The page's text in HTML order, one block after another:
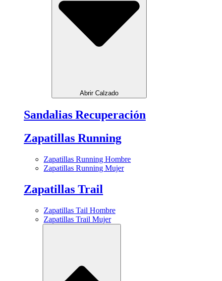
Abrir Calzado
Sandalias Recuperación
Zapatillas Running
Zapatillas Running Hombre
Zapatillas Running Mujer
Zapatillas Trail
Zapatillas Tail Hombre
Zapatillas Trail Mujer